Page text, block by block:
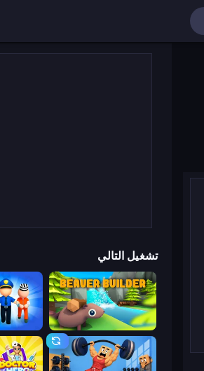
تشغيل التالي
Beaver Builder
Prison Life